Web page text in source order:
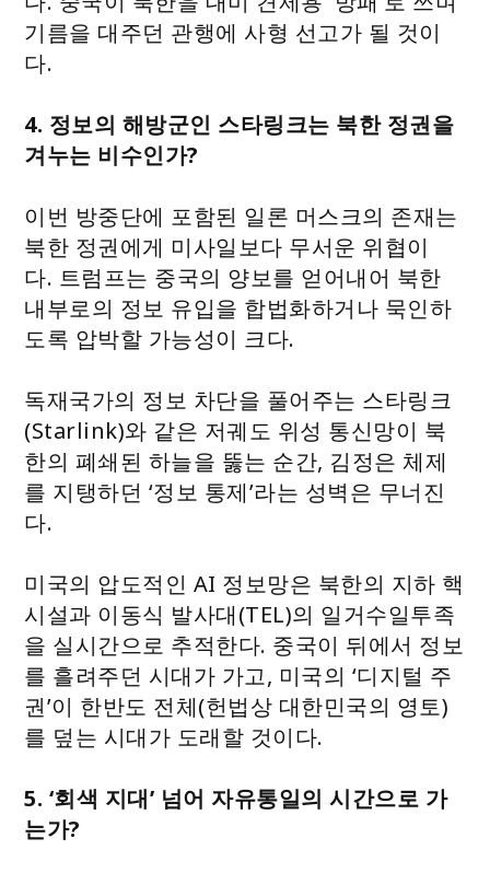
기름을 대주던 관행에 사형 선고가 될 것이
다.
4. 정보의 해방군인 스타링크는 북한 정권을
겨누는 비수인가?
이번 방중단에 포함된 일론 머스크의 존재는
북한 정권에게 미사일보다 무서운 위협이
다. 트럼프는 중국의 양보를 얻어내어 북한
내부로의 정보 유입을 합법화하거나 묵인하
도록 압박할 가능성이 크다.
독재국가의 정보 차단을 풀어주는 스타링크
(Starlink)와 같은 저궤도 위성 통신망이 북
한의 폐쇄된 하늘을 뚫는 순간, 김정은 체제
를 지탱하던 ‘정보 통제’라는 성벽은 무너진
다.
미국의 압도적인 AI 정보망은 북한의 지하 핵
시설과 이동식 발사대(TEL)의 일거수일투족
을 실시간으로 추적한다. 중국이 뒤에서 정보
를 흘려주던 시대가 가고, 미국의 ‘디지털 주
권’이 한반도 전체(헌법상 대한민국의 영토)
를 덮는 시대가 도래할 것이다.
5. ‘회색 지대’ 넘어 자유통일의 시간으로 가
는가?